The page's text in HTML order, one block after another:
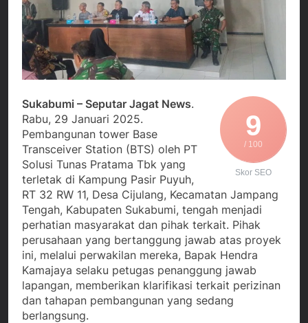
Edaran Disdik Jabar
Nasional TKBM: “Belum
Ada Keputusan Resmi”
Agustus 3, 2026
Menjalin Harmoni di
Tanah Sukaresmi: Kala
Mina Padi, P2L, dan
Gotong Royong
Menggerakkan Ekonomi
Desa
Agustus 3, 2026
Korban Tenggelam di
Perairan Giligenting
Pastikan Penanganan
Berjalan Sesuai
Prosedur
Kapolresta Sumenep
Sambut Kedatangan
Korban Evakuasi KM
Mutiara Sentosa 2 di
Pelabuhan Kalianget
Agustus 3, 2026 9
/ 100
Skor SEO
Sukabumi – Seputar Jagat News.
Rabu, 29 Januari 2025.
Pembangunan tower Base
Transceiver Station (BTS) oleh PT
Solusi Tunas Pratama Tbk yang
terletak di Kampung Pasir Puyuh,
RT 32 RW 11, Desa Cijulang, Kecamatan Jampang
Tengah, Kabupaten Sukabumi, tengah menjadi
perhatian masyarakat dan pihak terkait. Pihak
perusahaan yang bertanggung jawab atas proyek
ini, melalui perwakilan mereka, Bapak Hendra
Kamajaya selaku petugas penanggung jawab
lapangan, memberikan klarifikasi terkait perizinan
dan tahapan pembangunan yang sedang
berlangsung.